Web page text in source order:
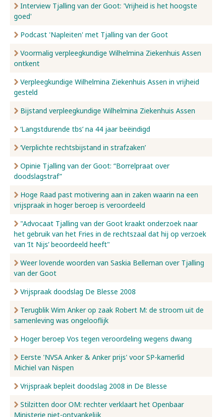
Interview Tjalling van der Goot: 'Vrijheid is het hoogste
goed'
Podcast 'Napleiten' met Tjalling van der Goot
Voormalig verpleegkundige Wilhelmina Ziekenhuis Assen
ontkent
Verpleegkundige Wilhelmina Ziekenhuis Assen in vrijheid
gesteld
Bijstand verpleegkundige Wilhelmina Ziekenhuis Assen
‘Langstdurende tbs’ na 44 jaar beëindigd
‘Verplichte rechtsbijstand in strafzaken’
Opinie Tjalling van der Goot: “Borrelpraat over
doodslagstraf”
Hoge Raad past motivering aan in zaken waarin na een
vrijspraak in hoger beroep is veroordeeld
"Advocaat Tjalling van der Goot kraakt onderzoek naar
het gebruik van het Fries in de rechtszaal dat hij op verzoek
van ‘It Nijs’ beoordeeld heeft"
Weer lovende woorden van Saskia Belleman over Tjalling
van der Goot
Vrijspraak doodslag De Blesse 2008
Terugblik Wim Anker op zaak Robert M: de stroom uit de
samenleving was ongelooflijk
Hoger beroep Vos tegen veroordeling wegens dwang
Eerste 'NVSA Anker & Anker prijs' voor SP-kamerlid
Michiel van Nispen
Vrijspraak bepleit doodslag 2008 in De Blesse
Stilzitten door OM: rechter verklaart het Openbaar
Ministerie niet-ontvankelijk